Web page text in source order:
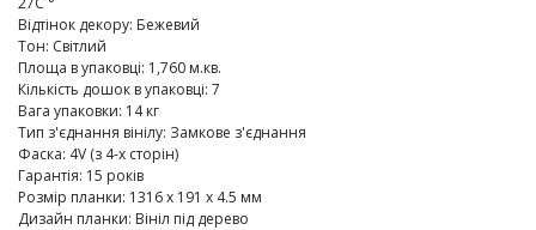
Відтінок декору: Бежевий
Тон: Світлий
Площа в упаковці: 1,760 м.кв.
Кількість дошок в упаковці: 7
Вага упаковки: 14 кг
Тип з'єднання вінілу: Замкове з'єднання
Фаска: 4V (з 4-х сторін)
Гарантія: 15 років
Розмір планки: 1316 х 191 х 4.5 мм
Дизайн планки: Вініл під дерево